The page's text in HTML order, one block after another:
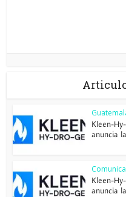
Kleen-
anuncia
Kleen-
anuncia